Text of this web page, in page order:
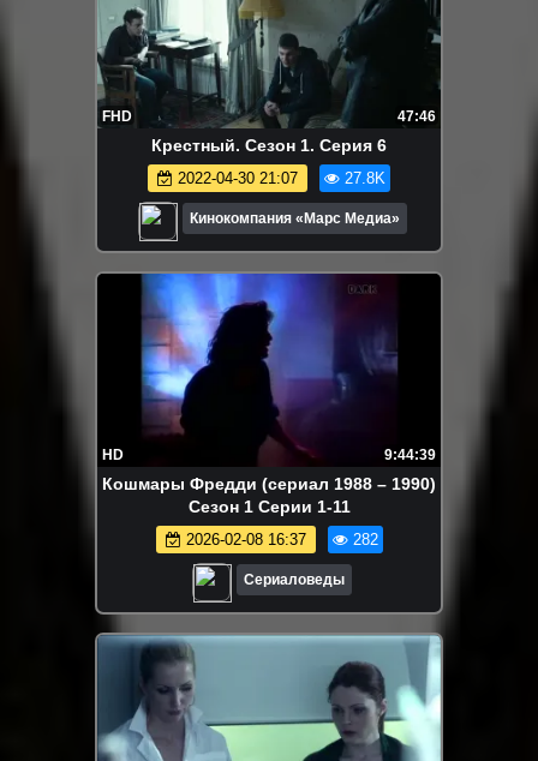
FHD 47:46
Крестный. Сезон 1. Серия 6
2022-04-30 21:07 27.8K
Кинокомпания «Марс Медиа»
HD 9:44:39
Кошмары Фредди (сериал 1988 – 1990)
Сезон 1 Серии 1-11
2026-02-08 16:37 282
Сериаловеды